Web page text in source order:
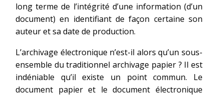
long terme de l’intégrité d’une information (d’un
document) en identifiant de façon certaine son
auteur et sa date de production.
L’archivage électronique n’est-il alors qu’un sous-
ensemble du traditionnel archivage papier ? Il est
indéniable qu’il existe un point commun. Le
document papier et le document électronique